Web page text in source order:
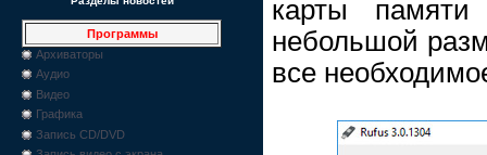
Программы
Архиваторы
Аудио
Видео
Графика
Запись CD/DVD
карты
небольшой
все